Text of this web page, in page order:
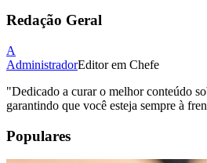
Redação Geral
A
AdministradorEditor em Chefe
"Dedicado a curar o melhor conteúdo
garantindo que você esteja sempre à
Populares